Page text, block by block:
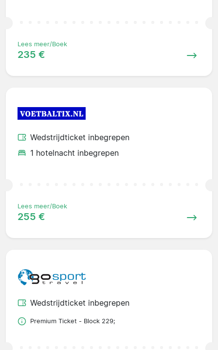
Lees meer/Boek
235 €
Wedstrijdticket inbegrepen
1 hotelnacht inbegrepen
Lees meer/Boek
255 €
Wedstrijdticket inbegrepen
Premium Ticket - Block 229;